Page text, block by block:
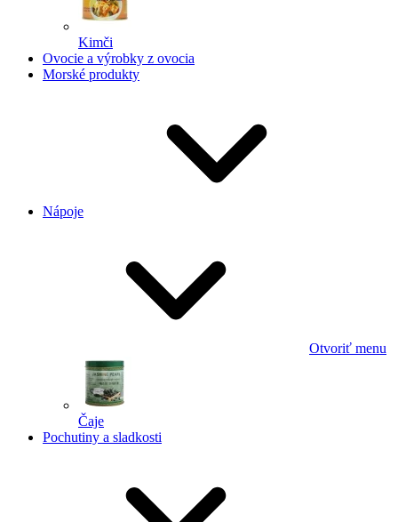
Kimči
Ovocie a výrobky z ovocia
Morské produkty
Nápoje
Otvoriť menu
Čaje
Pochutiny a sladkosti